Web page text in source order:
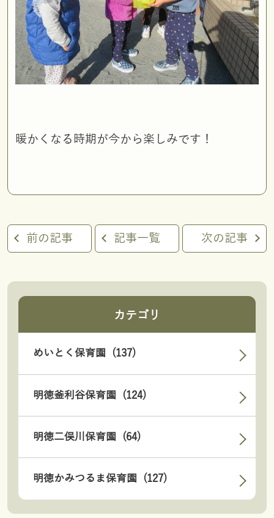
暖かくなる時期が今から楽しみです！
前の記事 記事一覧 次の記事
カテゴリ
めいとく保育園 (137)
明徳釜利谷保育園 (124)
明徳二俣川保育園 (64)
明徳かみつるま保育園 (127)